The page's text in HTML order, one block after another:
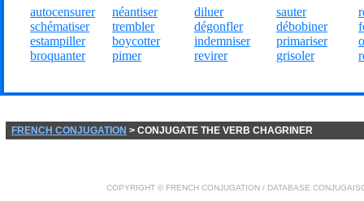
autocensurer
schématiser
estampiller
broquanter
néantiser
trembler
boycotter
pimer
diluer
dégonfler
indemniser
revirer
sauter
débobiner
primariser
grisoler
FRENCH CONJUGATION > CONJUGATE THE VERB CHAGRINER
COPYRIGHT © FRENCH CONJUGATION / DATABASE